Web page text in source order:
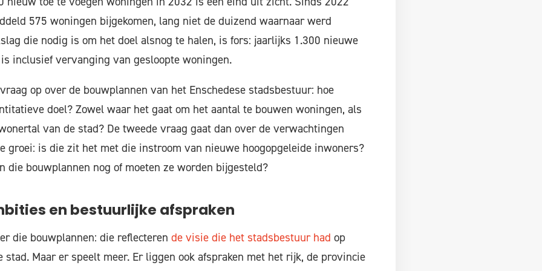
575 woningen bijgekomen, lang niet de duizend waarnaar werd
die nodig is om het doel alsnog te halen, is fors: jaarlijks 1.300 nieuwe
inclusief vervanging van gesloopte woningen.
op over de bouwplannen van het Enschedese stadsbestuur: hoe
doel? Zowel waar het gaat om het aantal te bouwen woningen, als
van de stad? De tweede vraag gaat dan over de verwachtingen
groei: is die zit het met die instroom van nieuwe hoogopgeleide inwoners?
die bouwplannen nog of moeten ze worden bijgesteld?
en bestuurlijke afspraken
die bouwplannen: die reflecteren de visie die het stadsbestuur had op
Maar er speelt meer. Er liggen ook afspraken met het rijk, de provincie